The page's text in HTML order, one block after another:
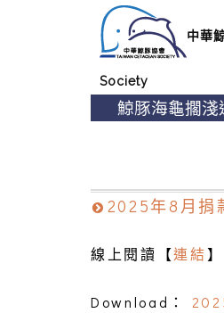
中華
Society
鯨豚海龜擱淺
鯨豚海龜擱淺
2025年8月捐
​線上閱讀【連結】
Download：